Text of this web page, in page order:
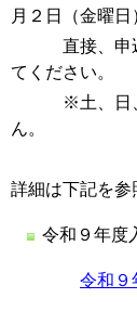
月２日（金曜
直接、申込
てください。
※土、日、
ん。
詳細は下記を参
令和９年度
令和９